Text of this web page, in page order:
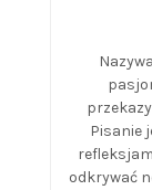
Pisanie
odkrywać